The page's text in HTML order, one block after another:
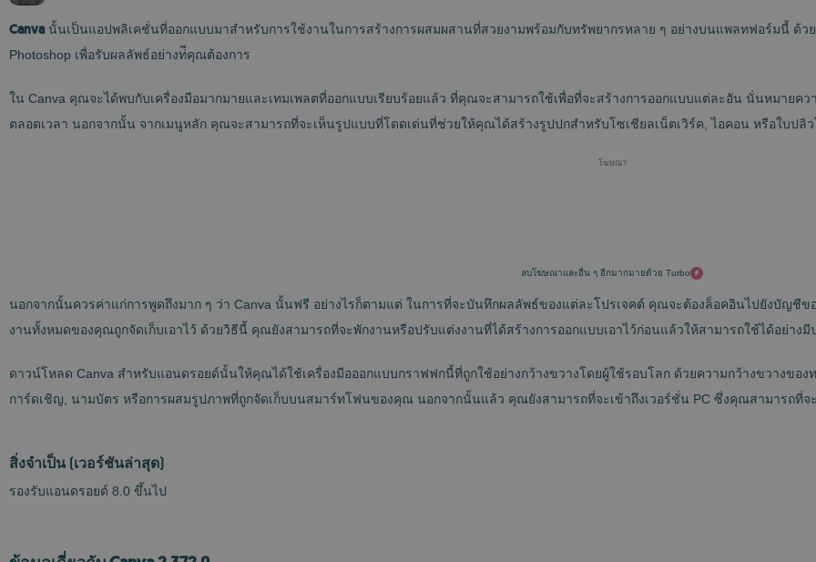
Canvaนั้นเป็นแอปพลิเคชั่นที่ออกแบบมาสำหรับการใช้งานในการสร้างการผสมผสานที่สวยงามพร้อมกับทรัพยากรหลาย ๆ อย่างบนแพลทฟอร์มนี้ ด้
Photoshop เพื่อรับผลลัพธ์อย่างท่ีคุณต้องการ
ใน Canva คุณจะได้พบกับเครื่องมือมากมายและเทมเพลตที่ออกแบบเรียบร้อยแล้ว ที่คุณจะสามารถใช้เพื่อที่จะสร้างการออกแบบแต่ละอัน นั่นหมายค
ตลอดเวลา นอกจากนั้น จากเมนูหลัก คุณจะสามารถที่จะเห็นรูปแบบที่โดดเด่นที่ช่วยให้คุณได้สร้างรูปปกสำหรับโซเชียลเน็ตเวิร์ค, ไอคอน หรือใบปลิ
โฆษณา
ลบโฆษณาและอื่น ๆ อีกมากมายด้วย Turbo
นอกจากนั้นควรค่าแก่การพูดถึงมาก ๆ ว่า Canva นั้นฟรี อย่างไรก็ตามแต่ ในการที่จะบันทึกผลลัพธ์ของแต่ละโปรเจคต์ คุณจะต้องล็อคอินไปยังบัญชี
งานทั้งหมดของคุณถูกจัดเก็บเอาไว้ ด้วยวิธีนี้ คุณยังสามารถที่จะพักงานหรือปรับแต่งงานที่ได้สร้างการออกแบบเอาไว้ก่อนแล้วให้สามารถใช้ได้อย่าง
ดาวน์โหลด Canva สำหรับแอนดรอยด์นั้นให้คุณได้ใช้เครื่องมือออกแบบกราฟฟกนี้ที่ถูกใช้อย่างกว้างขวางโดยผู้ใช้รอบโลก ด้วยความกว้างขวางขอ
การ์ดเชิญ, นามบัตร หรือการผสมรูปภาพที่ถูกจัดเก็บบนสมาร์ทโฟนของคุณ นอกจากนั้นแล้ว คุณยังสามารถที่จะเข้าถึงเวอร์ชั่น PC ซึ่งคุณสามารถที่
สิ่งจำเป็น (เวอร์ชันล่าสุด)
รองรับแอนดรอยด์ 8.0 ขึ้นไป